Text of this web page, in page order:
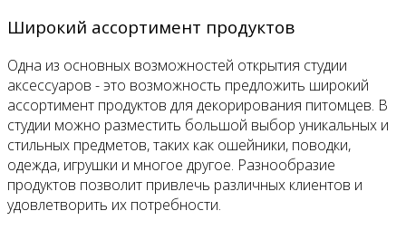
Широкий ассортимент продуктов
Одна из основных возможностей открытия студии
аксессуаров - это возможность предложить широкий
ассортимент продуктов для декорирования питомцев. В
студии можно разместить большой выбор уникальных и
стильных предметов, таких как ошейники, поводки,
одежда, игрушки и многое другое. Разнообразие
продуктов позволит привлечь различных клиентов и
удовлетворить их потребности.